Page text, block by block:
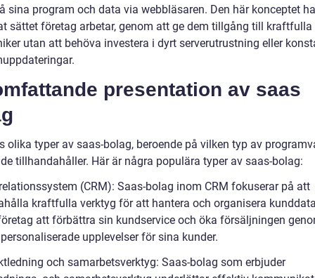
sina program och data via webbläsaren. Den här konceptet
sättet företag arbetar, genom att ge dem tillgång till kraftfulla
utan att behöva investera i dyrt serverutrustning eller
presentation av saas
olika typer av saas-bolag, beroende på vilken typ av
tillhandahåller. Här är några populära typer av saas-bolag:
(CRM): Saas-bolag inom CRM fokuserar på att
kraftfulla verktyg för att hantera och organisera
att förbättra sin kundservice och öka försäljningen
upplevelser för sina kunder.
och samarbetsverktyg: Saas-bolag som erbjuder